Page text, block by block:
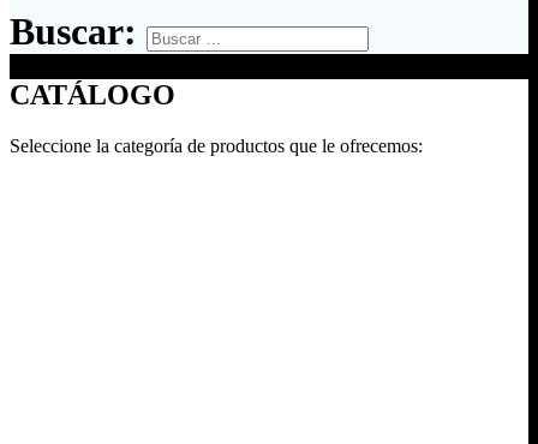
Buscar:
CATÁLOGO
Seleccione la categoría de productos que le ofrecemos: